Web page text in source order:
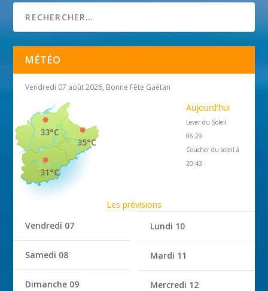
MÉTÉO
Vendredi 07 août 2026, Bonne Fête Gaétan
35°C
33°C
31°C
Aujourd'hui
Lever du Soleil
06:29
Coucher du soleil à
20:43
Les prévisions
Vendredi 07
Samedi 08
Dimanche 09
Lundi 10
Mardi 11
Mercredi 12